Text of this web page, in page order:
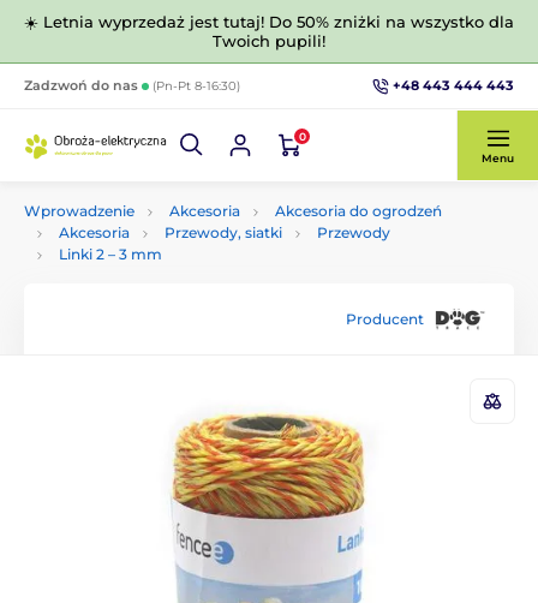
☀️ Letnia wyprzedaż jest tutaj! Do 50% zniżki na wszystko dla
Twoich pupili!
Zadzwoń do nas (Pn-Pt 8-16:30) +48 443 444 443
0
Menu
Wprowadzenie Akcesoria
Akcesoria do ogrodzeń
Akcesoria
Przewody, siatki
Przewody
Linki 2 –⁠ 3 mm
Producent